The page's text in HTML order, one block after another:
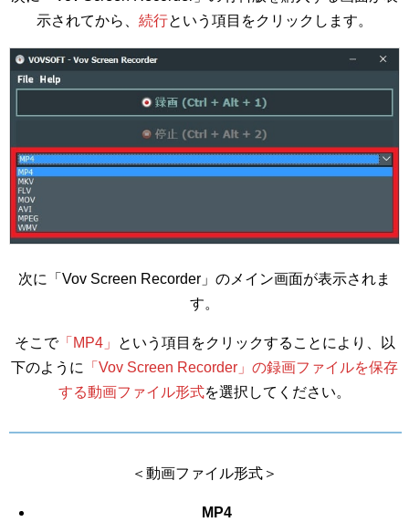
示されてから、 続行という項目をクリックします。
次に「Vov Screen Recorder」のメイン画面が表示されま
す。
そこで「MP4」
という項目をクリックすることにより、以
下のように
「Vov Screen Recorder」の録画ファイルを保存
する動画ファイル形式を選択してください。
＜動画ファイル形式＞
MP4